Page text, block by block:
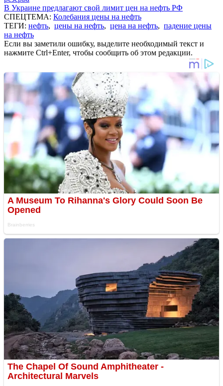
В Украине предлагают свой лимит цен на нефть РФ
СПЕЦТЕМА: Колебания цены на нефть
ТЕГИ: нефть, цены на нефть, цена на нефть, падение цены
на нефть
Если вы заметили ошибку, выделите необходимый текст и
нажмите Ctrl+Enter, чтобы сообщить об этом редакции.